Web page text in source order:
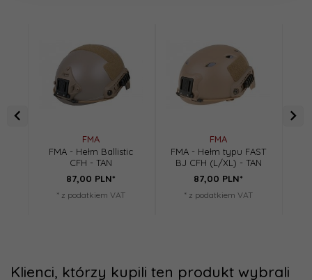
FMA
FMA - Hełm Ballistic
CFH - TAN
87,00 PLN*
* z podatkiem VAT
FMA
FMA - Hełm typu FAST
BJ CFH (L/XL) - TAN
87,00 PLN*
* z podatkiem VAT
Klienci, którzy kupili ten produkt wybrali